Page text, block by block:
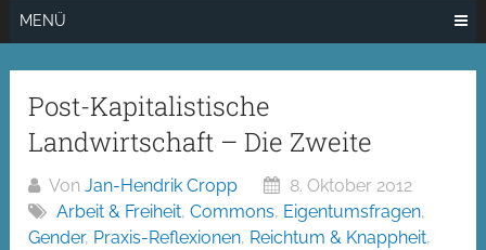
MENÜ
Post-Kapitalistische
Landwirtschaft – Die Zweite
VonJan-Hendrik Cropp
8. Oktober 2012
Arbeit & Freiheit,Commons, Eigentumsfragen,
Gender, Praxis-Reflexionen, Reichtum & Knappheit,